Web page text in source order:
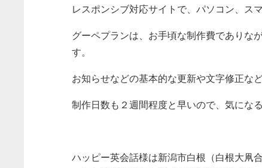
レスポンシブ対応サイトで、パソコン、ス
グーペプランは、お手頃な制作費でありな
す。
お知らせなどの基本的な更新や文字修正な
制作日数も２週間程度と早いので、気にな
ハッピー英会話様は新潟市白根（白根大凧